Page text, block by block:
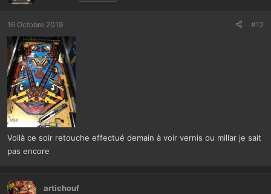
16 Octobre 2019 #12
Voilà ce soir retouche effectué demain à voir vernis ou millar je sait
pas encore
artichouf